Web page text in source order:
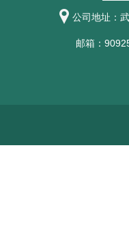
公司地址：
邮箱：